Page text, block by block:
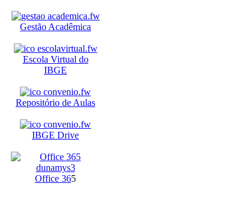
Gestão Acadêmica
Escola Virtual do
IBGE
Repositório de Aulas
IBGE Drive
Office 365